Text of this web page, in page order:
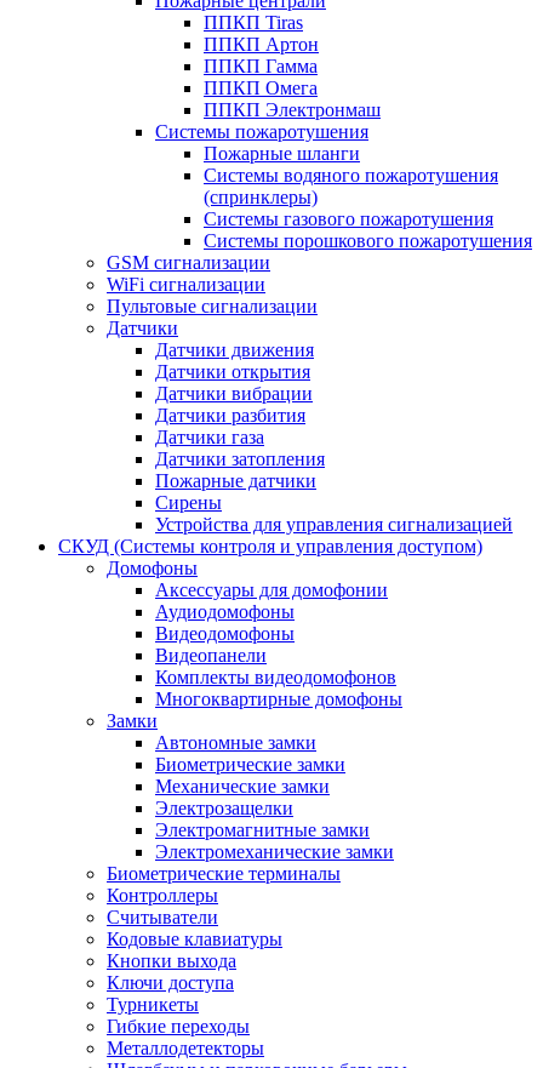
ППКП Tiras
ППКП Артон
ППКП Гамма
ППКП Омега
ППКП Электронмаш
Системы пожаротушения
Пожарные шланги
Системы водяного пожаротушения
(спринклеры)
Системы газового пожаротушения
Системы порошкового пожаротушения
GSM сигнализации
WiFi сигнализации
Пультовые сигнализации
Датчики
Датчики движения
Датчики открытия
Датчики вибрации
Датчики разбития
Датчики газа
Датчики затопления
Пожарные датчики
Сирены
Устройства для управления сигнализацией
СКУД (Системы контроля и управления доступом)
Домофоны
Аксессуары для домофонии
Аудиодомофоны
Видеодомофоны
Видеопанели
Комплекты видеодомофонов
Многоквартирные домофоны
Замки
Автономные замки
Биометрические замки
Механические замки
Электрозащелки
Электромагнитные замки
Электромеханические замки
Биометрические терминалы
Контроллеры
Считыватели
Кодовые клавиатуры
Кнопки выхода
Ключи доступа
Турникеты
Гибкие переходы
Металлодетекторы